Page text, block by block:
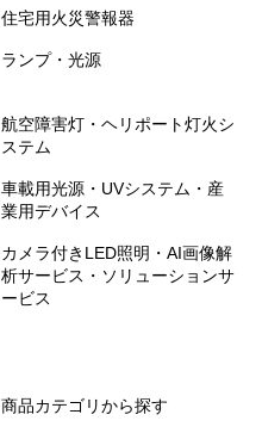
住宅用火災警報器
ランプ・光源
航空障害灯・ヘリポート灯火シ
ステム
車載用光源・UVシステム・産
業用デバイス
カメラ付きLED照明・AI画像解
析サービス・ソリューションサ
ービス
商品カテゴリから探す